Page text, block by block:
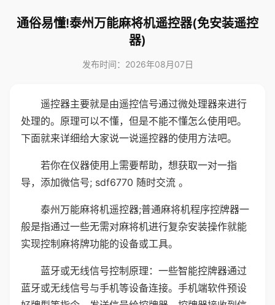
通俗易懂!泰州万能麻将机遥控器(免安装遥控
器)
发布时间：2026年08月07日
遥控器主要就是由遥控信号通过微处理器来进行
处理的。原理可以不懂，但是不能不懂怎么使用吧。
下面就来详细给大家说一说遥控器的使用方法吧。
若你在仪器使用上需要帮助，想获取一对一指
导，添加微信号; sdf6770 随时交流 。
泰州万能麻将机遥控器;普通麻将机程序控牌器一
般是指通过一些无需对麻将机进行复杂安装操作就能
实现控制麻将牌功能的设备或工具。
蓝牙或无线信号控制原理：一些智能控牌器通过
蓝牙或无线信号与手机等设备连接。手机端软件预设